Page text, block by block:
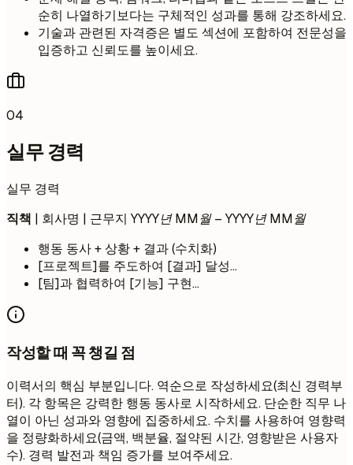
순히 나열하기보다는 구체적인 성과를 통해 강조하세요.
기술과 관련된 자격증은 별도 섹션에 포함하여 전문성을
입증하고 신뢰도를 높이세요.
04
실무 경력
실무 경력
직책 | 회사명 | 근무지 YYYY년 MM월 – YYYY년 MM월
행동 동사 + 상황 + 결과 (수치화)
[프로젝트]를 주도하여 [결과] 달성...
[팀]과 협력하여 [기능] 구현...
작성할 때 꼭 챙길 점
이력서의 핵심 부분입니다. 역순으로 작성하세요(최신 경력부
터). 각 항목은 강력한 행동 동사로 시작하세요. 단순한 직무 나
열이 아닌 성과와 영향에 집중하세요. 수치를 사용하여 영향력
을 정량화하세요(금액, 백분율, 절약된 시간, 영향받은 사용자
수). 경력 발전과 책임 증가를 보여주세요.